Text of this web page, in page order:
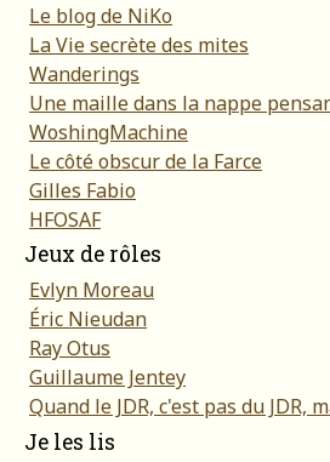
Le blog de NiKo
La Vie secrète des mites
Wanderings
Une maille dans la nappe
WoshingMachine
Le côté obscur de la Farce
Gilles Fabio
HFOSAF
Jeux de rôles
Evlyn Moreau
Éric Nieudan
Ray Otus
Guillaume Jentey
Quand le JDR, c'est pas du JDR,
Je les lis